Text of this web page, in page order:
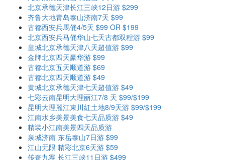
北京承德天津长江三峡12日游 $299
齐鲁大地青岛泰山济南7天 $99
古都西安兵馬俑4/5天 $99 OR $199
北京西安兵马俑华山七天古都双程游 $99
皇城北京承德天津八天超值游 $99
金牌北京四天豪华游 $99
古都北京五天顺道游 $69
古都北京四天顺道游 $49
黄城北京承德天津七天超值游 $49
七彩云南昆明大理丽江7/8 天 $99/$199
昆明大理麗江東川紅土地8/9天游 $99/$199
江南水乡美景美食七天品质游 $49
精装小江南美景四天品质游
泉城济南 东岳泰山7日游 $99
江山无限 精彩北京6天游 $59
传奇九寨 长江三峡11日游 $499